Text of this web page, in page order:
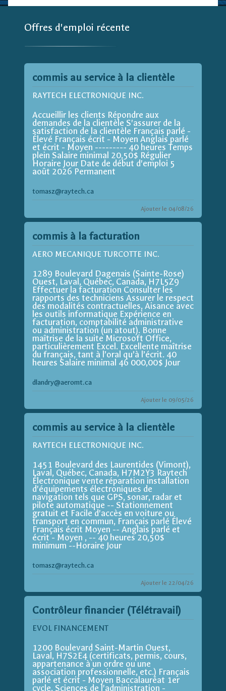
Offres d'emploi récente
commis au service à la clientèle
RAYTECH ELECTRONIQUE INC.
Accueillir les clients Répondre aux
demandes de la clientèle S'assurer de la
satisfaction de la clientèle Français parlé -
Élevé Français écrit - Moyen Anglais parlé
et écrit - Moyen --------- 40 heures Temps
plein Salaire minimal 20,50$ Régulier
Horaire Jour Date de début d'emploi 5
août 2026 Permanent
tomasz@raytech.ca
Ajouter le 04/08/26
commis à la facturation
AERO MECANIQUE TURCOTTE INC.
1289 Boulevard Dagenais (Sainte-Rose)
Ouest, Laval, Québec, Canada, H7L5Z9
Effectuer la facturation Consulter les
rapports des techniciens Assurer le respect
des modalités contractuelles, Aisance avec
les outils informatique Expérience en
facturation, comptabilité administrative
ou administration (un atout). Bonne
maîtrise de la suite Microsoft Office,
particulièrement Excel. Excellente maîtrise
du français, tant à l’oral qu’à l’écrit. 40
heures Salaire minimal 46 000,00$ Jour
dlandry@aeromt.ca
Ajouter le 09/05/26
commis au service à la clientèle
RAYTECH ELECTRONIQUE INC.
1451 Boulevard des Laurentides (Vimont),
Laval, Québec, Canada, H7M2Y3 Raytech
Électronique vente réparation installation
d'équipements électroniques de
navigation tels que GPS, sonar, radar et
pilote automatique -- Stationnement
gratuit et Facile d'accès en voiture ou
transport en commun, Français parlé Élevé
Français écrit Moyen -- Anglais parlé et
écrit - Moyen , -- 40 heures 20,50$
minimum --Horaire Jour
tomasz@raytech.ca
Ajouter le 22/04/26
Contrôleur financier (Télétravail)
EVOL FINANCEMENT
1200 Boulevard Saint-Martin Ouest,
Laval, H7S2E4 (certificats, permis, cours,
appartenance à un ordre ou une
association professionnelle, etc.) Français
parlé et écrit - Moyen Baccalauréat 1er
cycle, Sciences de l'administration -